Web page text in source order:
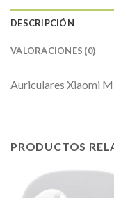
DESCRIPCIÓN
VALORACIONES (0)
Auriculares Xiaomi
PRODUCTOS